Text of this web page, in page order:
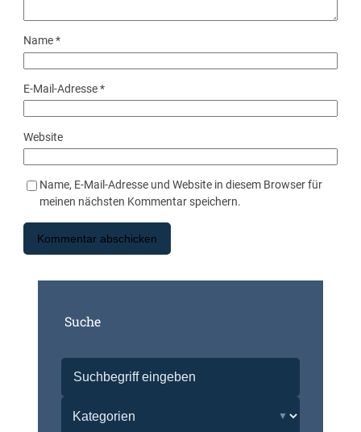
Name*
E-Mail-Adresse*
Website
Name, E-Mail-Adresse und Website in diesem Browser für
meinen nächsten Kommentar speichern.
Suche